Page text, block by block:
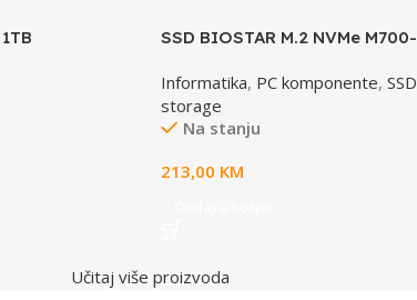
SSD BIOSTAR M.2 NVMe M700-
Informatika, PC komponente,SSD
storage
Na stanju
213,00 KM
Učitaj više proizvoda